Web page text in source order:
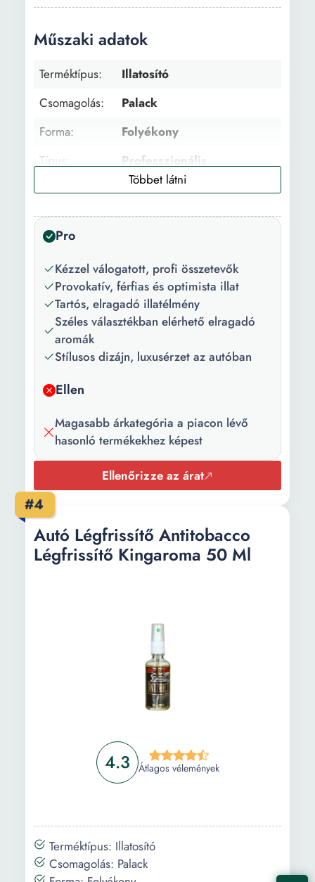
Műszaki adatok
Terméktípus:
Illatosító
Csomagolás:
Palack
Forma:
Folyékony
Típus:
Professzionális
Felhasználás
Visszapillantó tükör
Parfüm:
Tulajdonságok:
Bio Természetes
Darabszám/szett: 1
Pro
Kézzel válogatott, profi összetevők
Provokatív, férfias és optimista illat
Tartós, elragadó illatélmény
Széles választékban elérhető elragadó
aromák
Stílusos dizájn, luxusérzet az autóban
Ellen
Magasabb árkategória a piacon lévő
hasonló termékekhez képest
Ellenőrizze az árat
#4
4.3 Átlagos vélemények
Autó Légfrissítő Antitobacco
Légfrissítő Kingaroma 50 Ml
Terméktípus: Illatosító
Csomagolás: Palack